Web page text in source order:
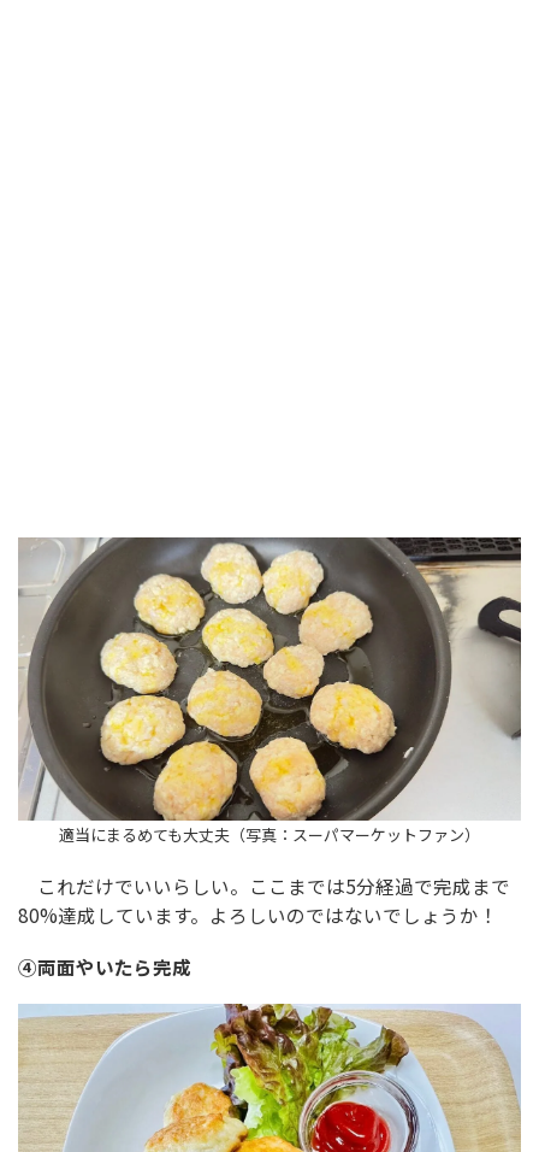
適当にまるめても大丈夫（写真：スーパマーケットファン）
これだけでいいらしい。ここまでは5分経過で完成まで
80%達成しています。よろしいのではないでしょうか！
④両面やいたら完成